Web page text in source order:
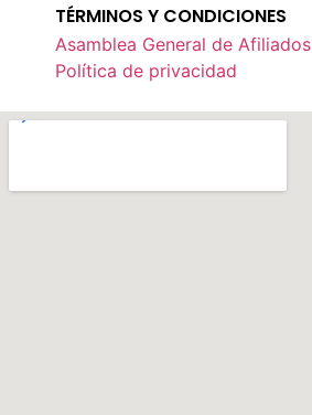
TÉRMINOS Y CONDICIONES
Asamblea General de Afiliados
Política de privacidad